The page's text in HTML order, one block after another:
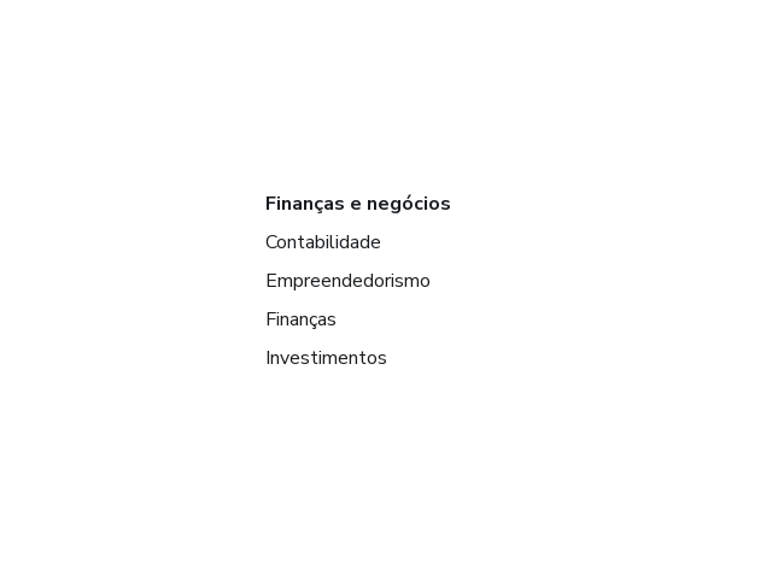
Finanças e negócios
Contabilidade
Empreendedorismo
Finanças
Investimentos